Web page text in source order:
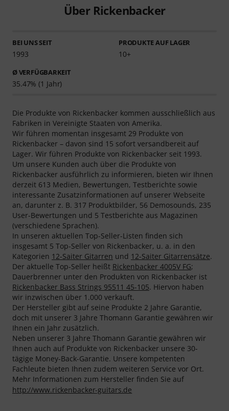
Über Rickenbacker
BEI UNS SEIT
1993
PRODUKTE AUF LAGER
10+
Ø VERFÜGBARKEIT
35.47% (1 Jahr)
Die Produkte von Rickenbacker kommen ausschließlich aus
Fabriken in Vereinigte Staaten von Amerika.
Wir führen momentan insgesamt 29 Produkte von
Rickenbacker – davon sind 15 sofort versandbereit auf
Lager. Wir führen Produkte von Rickenbacker seit 1993.
Um unsere Kunden auch über die Produkte von
Rickenbacker ausführlich zu informieren, bieten wir Ihnen
derzeit 613 Medien, Bewertungen, Testberichte sowie
interessante Zusatzinformationen auf unserer Webseite
an, darunter z. B. 317 Produktbilder, 56 Demosounds, 235
User-Bewertungen und 5 Testberichte aus Magazinen
(verschiedene Sprachen).
In unseren aktuellen Top-Seller-Listen finden sich
insgesamt 5 Top-Seller von Rickenbacker, u. a. in den
Kategorien 12-Saiter Gitarren und 12-Saiter Gitarrensätze.
Der aktuelle Top-Seller heißt Rickenbacker 4005V FG;
Dauerbrenner unter den Produkten von Rickenbacker ist
Rickenbacker Bass Strings 95511 45-105. Hiervon haben
wir inzwischen über 1.000 verkauft.
Der Hersteller gibt auf seine Produkte 2 Jahre Garantie,
doch mit unserer 3 Jahre Thomann Garantie gewähren wir
Ihnen ein Jahr zusätzlich.
Neben unserer 3 Jahre Thomann Garantie gewähren wir
Ihnen auch auf Produkte von Rickenbacker unsere 30-
tägige Money-Back-Garantie. Unsere kompetenten
Fachleute bieten Ihnen zudem weiteren Service vor Ort.
Mehr Informationen zum Hersteller finden Sie auf
http://www.rickenbacker-guitars.de